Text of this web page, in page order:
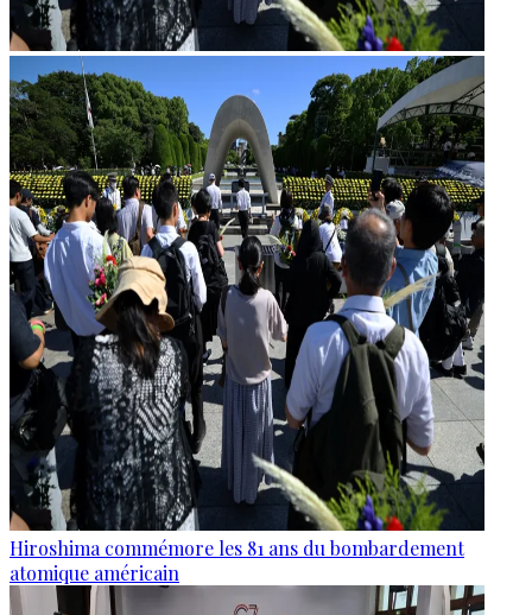
Hiroshima commémore les 81 ans du bombardement
atomique américain